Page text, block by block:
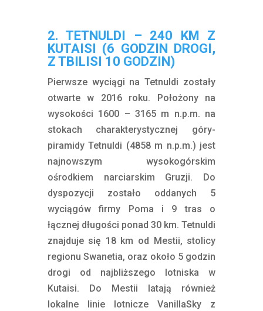
2. TETNULDI – 240 KM Z
KUTAISI (6 GODZIN DROGI,
Z TBILISI 10 GODZIN)
Pierwsze wyciągi na Tetnuldi zostały
otwarte w 2016 roku. Położony na
wysokości 1600 – 3165 m n.p.m. na
stokach charakterystycznej góry-
piramidy Tetnuldi (4858 m n.p.m.) jest
najnowszym wysokogórskim
ośrodkiem narciarskim Gruzji. Do
dyspozycji zostało oddanych 5
wyciągów firmy Poma i 9 tras o
łącznej długości ponad 30 km. Tetnuldi
znajduje się 18 km od Mestii, stolicy
regionu Swanetia, oraz około 5 godzin
drogi od najbliższego lotniska w
Kutaisi. Do Mestii latają również
lokalne linie lotnicze VanillaSky z